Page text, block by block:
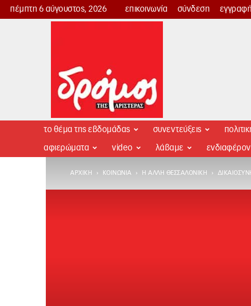
πέμπτη 6 αύγουστος, 2026 επικοινωνία σύνδεση
Δρόμος
το θέμα της εβδομάδας συνεντεύξεις
αφιερώματα video λάβαμε
ΑΡΧΙΚΉ ΚΟΙΝΩΝΊΑ Η ΆΛΛΗ ΘΕΣΣΑΛΟΝΊΚΗ